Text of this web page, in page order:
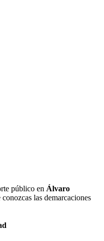
público en Álvaro
conozcas las demarcaciones